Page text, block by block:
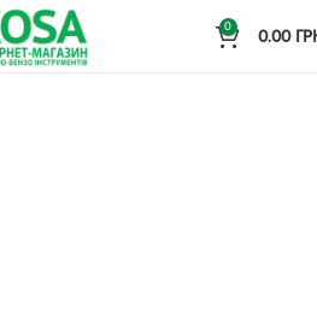
0
0.00